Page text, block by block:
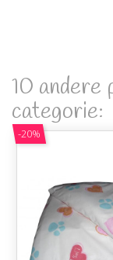
10 andere
categorie:
-20%